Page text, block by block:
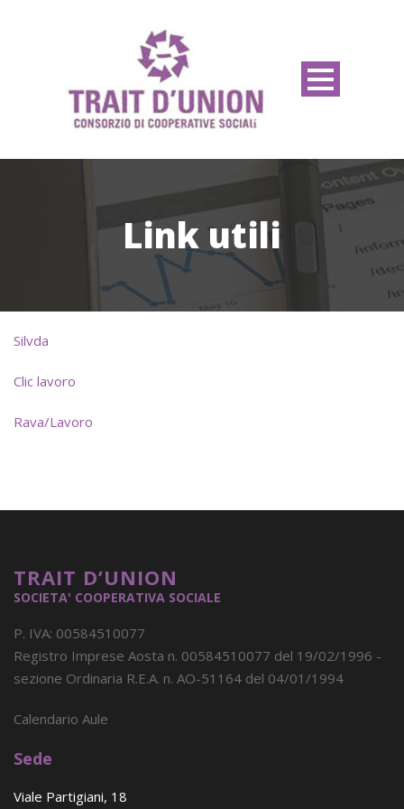
Link utili
Silvda
Clic lavoro
Rava/Lavoro
TRAIT D’UNION
SOCIETA' COOPERATIVA SOCIALE
P. IVA: 00584510077
Registro Imprese Aosta n. 00584510077 del 19/02/1996 -
sezione Ordinaria R.E.A. n. AO-51164 del 04/01/1994
Calendario Aule
Sede
Viale Partigiani, 18